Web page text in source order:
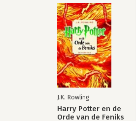
J.K. Rowling
Harry Potter en de
Orde van de Feniks